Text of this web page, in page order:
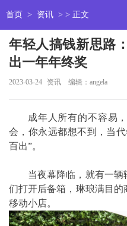
首页 > 资讯 > > 正文
年轻人搞钱新思路
出一年年终奖
2023-03-24 资讯 编辑：angela
成年人所有的不容易
会，你永远都想不到，当
百出”。
当夜幕降临，就有一
们打开后备箱，琳琅满目
移动小店。